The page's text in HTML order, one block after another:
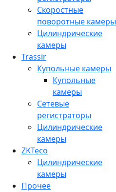
Скоростные
поворотные камеры
Цилиндрические
камеры
Trassir
Купольные камеры
Купольные
камеры
Сетевые
регистраторы
Цилиндрические
камеры
ZKTeco
Цилиндрические
камеры
Прочее